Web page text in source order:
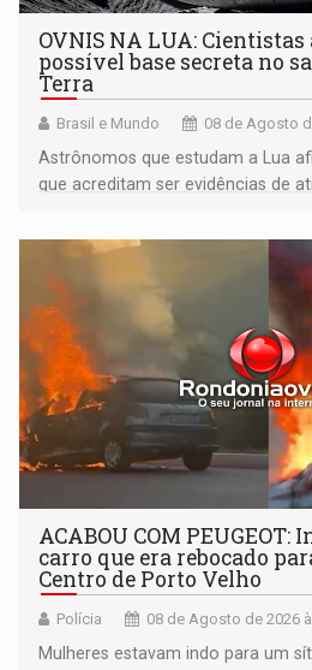
OVNIS NA LUA:
possível base secreta no
Terra
Brasil e Mundo 08 de Agosto
Astrônomos que estudam a Lua
que acreditam ser evidências de
órbita
ACABOU COM PEUGEOT:
carro que era rebocado
Centro de Porto Velho
Polícia 08 de Agosto de 2026
Mulheres estavam indo para um